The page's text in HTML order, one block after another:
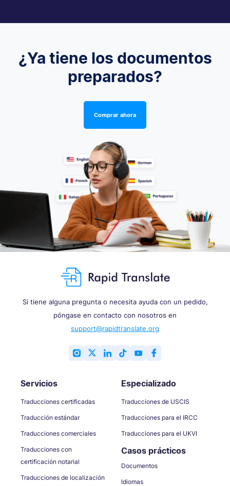
¿Ya tiene los documentos
preparados?
Comprar ahora
Si tiene alguna pregunta o necesita ayuda con un pedido,
póngase en contacto con nosotros en
support@rapidtranslate.org
Servicios
Traducciones certificadas
Traducción estándar
Traducciones comerciales
Traducciones con
certificación notarial
Traducciones de localización
Especializado
Traducciones de USCIS
Traducciones para el IRCC
Traducciones para el UKVI
Casos prácticos
Documentos
Idiomas